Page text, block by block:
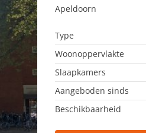
Apeldoorn
Type
Woonoppervlakte
Slaapkamers
Aangeboden sinds
Beschikbaarheid